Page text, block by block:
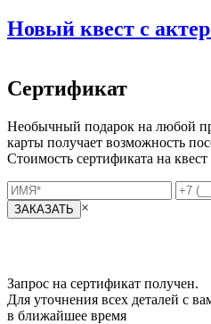
Новый квест с
Сертификат
Необычный подарок на любой
карты получает возможность
Стоимость сертификата на
ЗАКАЗАТЬ ×
Запрос на сертификат получен.
Для уточнения всех деталей с
в ближайшее время